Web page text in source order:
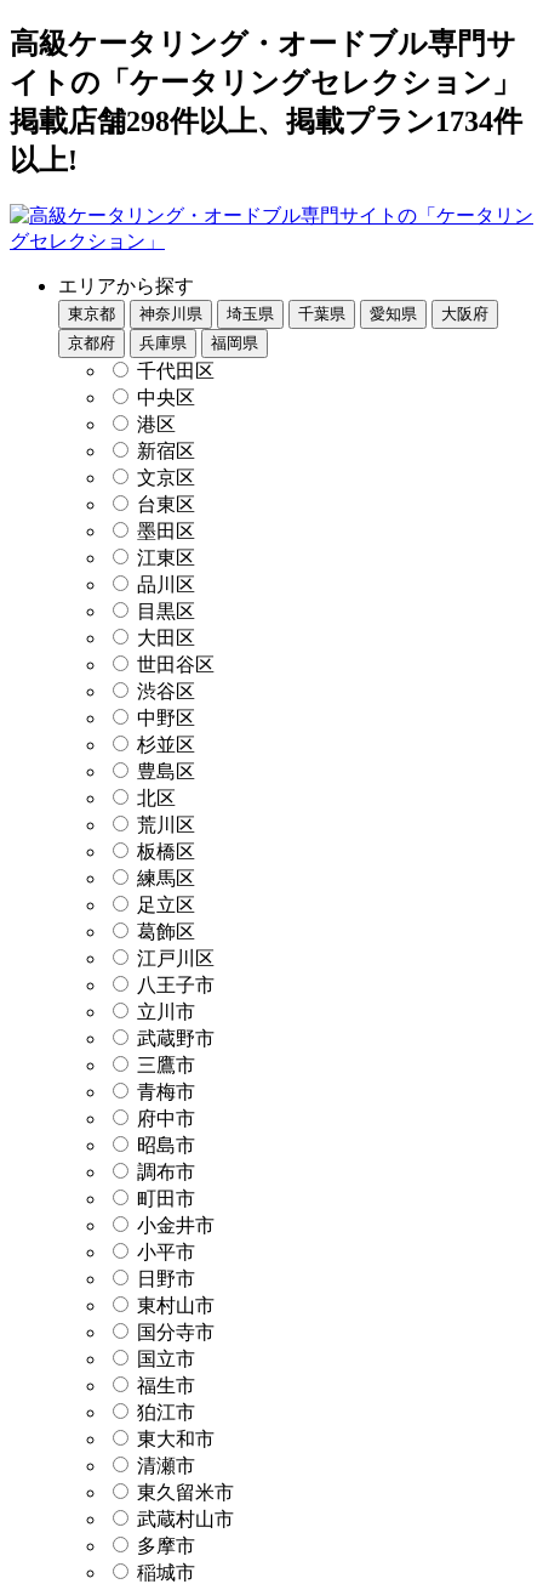
高級ケータリング・オードブル専門サ
イトの「ケータリングセレクション」
掲載店舗298件以上、掲載プラン1734件
以上!
エリアから探す
東京都 神奈川県 埼玉県 千葉県 愛知県
大阪府
京都府
兵庫県 福岡県
千代田区
中央区
港区
新宿区
文京区
台東区
墨田区
江東区
品川区
目黒区
大田区
世田谷区
渋谷区
中野区
杉並区
豊島区
北区
荒川区
板橋区
練馬区
足立区
葛飾区
江戸川区
八王子市
立川市
武蔵野市
三鷹市
青梅市
府中市
昭島市
調布市
町田市
小金井市
小平市
日野市
東村山市
国分寺市
国立市
福生市
狛江市
東大和市
清瀬市
東久留米市
武蔵村山市
多摩市
稲城市